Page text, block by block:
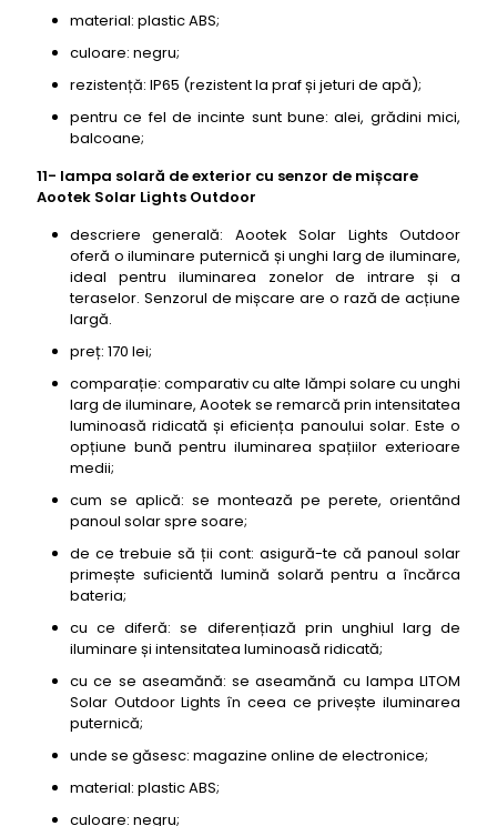
material: plastic ABS;
culoare: negru;
rezistență: IP65 (rezistent la praf și jeturi de apă);
pentru ce fel de incinte sunt bune: alei, grădini mici,
balcoane;
11- lampa solară de exterior cu senzor de mișcare
Aootek Solar Lights Outdoor
descriere generală: Aootek Solar Lights Outdoor
oferă o iluminare puternică și unghi larg de iluminare,
ideal pentru iluminarea zonelor de intrare și a
teraselor. Senzorul de mișcare are o rază de acțiune
largă.
preț: 170 lei;
comparație: comparativ cu alte lămpi solare cu unghi
larg de iluminare, Aootek se remarcă prin intensitatea
luminoasă ridicată și eficiența panoului solar. Este o
opțiune bună pentru iluminarea spațiilor exterioare
medii;
cum se aplică: se montează pe perete, orientând
panoul solar spre soare;
de ce trebuie să ții cont: asigură-te că panoul solar
primește suficientă lumină solară pentru a încărca
bateria;
cu ce diferă: se diferențiază prin unghiul larg de
iluminare și intensitatea luminoasă ridicată;
cu ce se aseamănă: se aseamănă cu lampa LITOM
Solar Outdoor Lights în ceea ce privește iluminarea
puternică;
unde se găsesc: magazine online de electronice;
material: plastic ABS;
culoare: negru;